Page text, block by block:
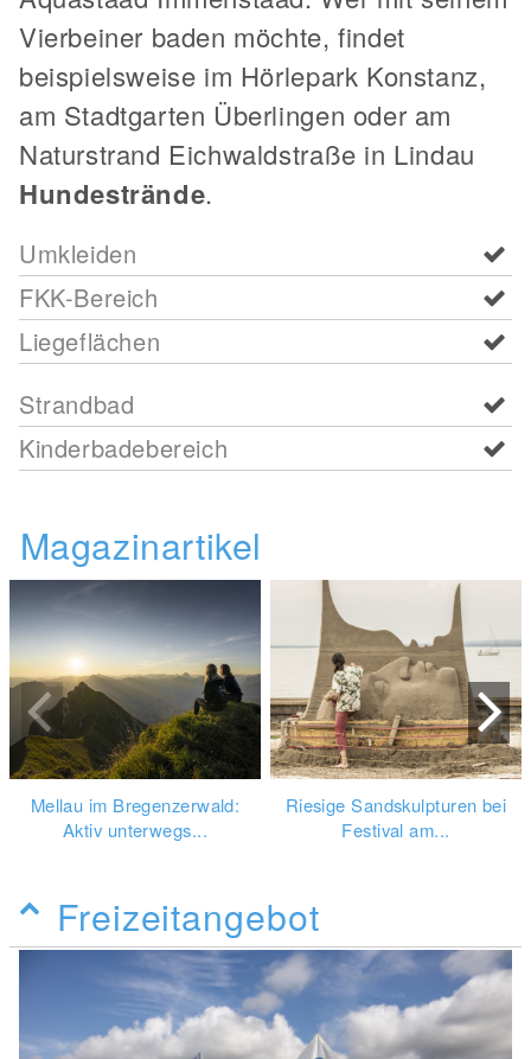
Vierbeiner baden möchte, findet
beispielsweise im Hörlepark Konstanz,
am Stadtgarten Überlingen oder am
Naturstrand Eichwaldstraße in Lindau
Hundestrände.
Umkleiden
FKK-Bereich
Liegeflächen
Strandbad
Kinderbadebereich
Magazinartikel
Mellau im Bregenzerwald:
Aktiv unterwegs...
Riesige Sandskulpturen bei
Festival am...
Freizeitangebot